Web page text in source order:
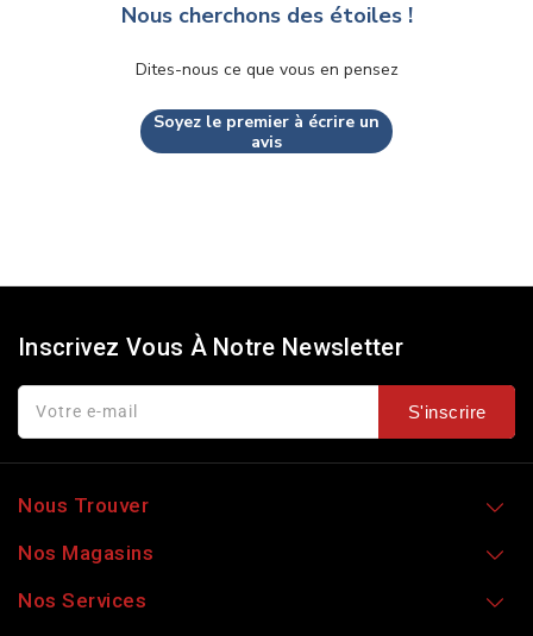
Nous cherchons des étoiles !
Dites-nous ce que vous en pensez
Soyez le premier à écrire un
avis
Inscrivez Vous À Notre Newsletter
Votre e-mail S'inscrire
Nous Trouver
Nos Magasins
Nos Services